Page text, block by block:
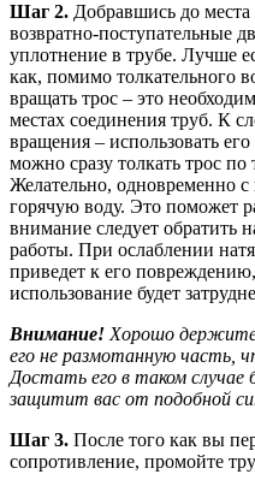
Шаг 2. Добравшись до места
возвратно-поступательные
уплотнение в трубе. Лучше
как, помимо толкательного
вращать трос – это
местах соединения труб. К
вращения – использовать
можно сразу толкать трос по
Желательно, одновременно
горячую воду. Это поможет
внимание следует обратить
работы. При ослаблении
приведет к его
использование будет
Внимание!Хорошо держите
его не размотанную часть,
Достать его в таком случае
защитит вас от подобной
Шаг 3. После того как вы
сопротивление, промойте